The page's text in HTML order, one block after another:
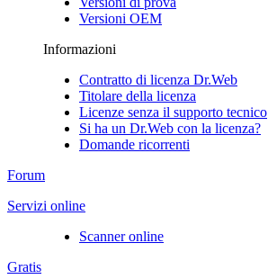
Versioni OEM
Informazioni
Contratto di licenza Dr.Web
Titolare della licenza
Licenze senza il supporto tecnico
Si ha un Dr.Web con la licenza?
Domande ricorrenti
Forum
Servizi online
Scanner online
Gratis